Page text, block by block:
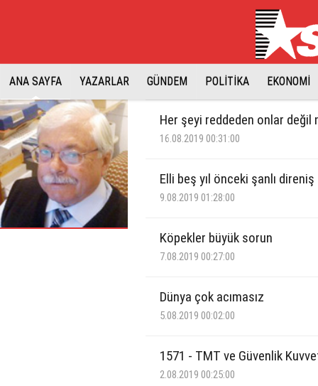
ANA SAYFA YAZARLAR GÜNDEM POLİTİKA EKONOMİ
Her şeyi reddeden onlar değil
16.08.2019 00:31:00
Elli beş yıl önceki şanlı direniş
9.08.2019 01:28:00
Köpekler büyük sorun
7.08.2019 00:27:00
Dünya çok acımasız
5.08.2019 00:02:00
1571 - TMT ve Güvenlik
2.08.2019 00:25:00